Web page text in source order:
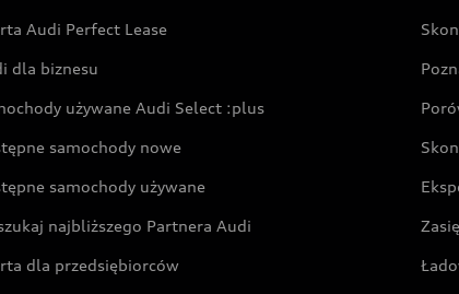
Audi Perfect Lease
dla biznesu
używane Audi Select :plus
samochody nowe
samochody używane
najbliższego Partnera Audi
dla przedsiębiorców